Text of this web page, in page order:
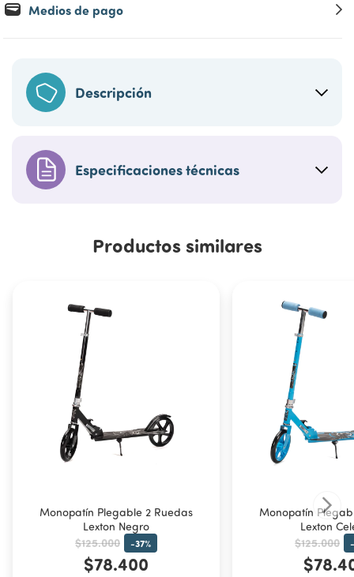
Medios de pago
Descripción
Especificaciones técnicas
Productos similares
Monopatín Plegable 2 Ruedas
Lexton Negro
$125.000 -37%
$78.400
Monopatín
Lexton
$125.000 -